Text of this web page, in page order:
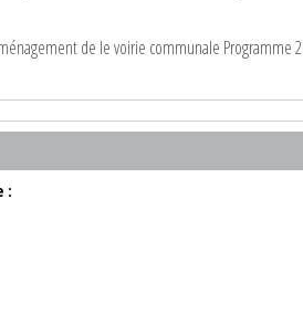
de le voirie communale Programme
: